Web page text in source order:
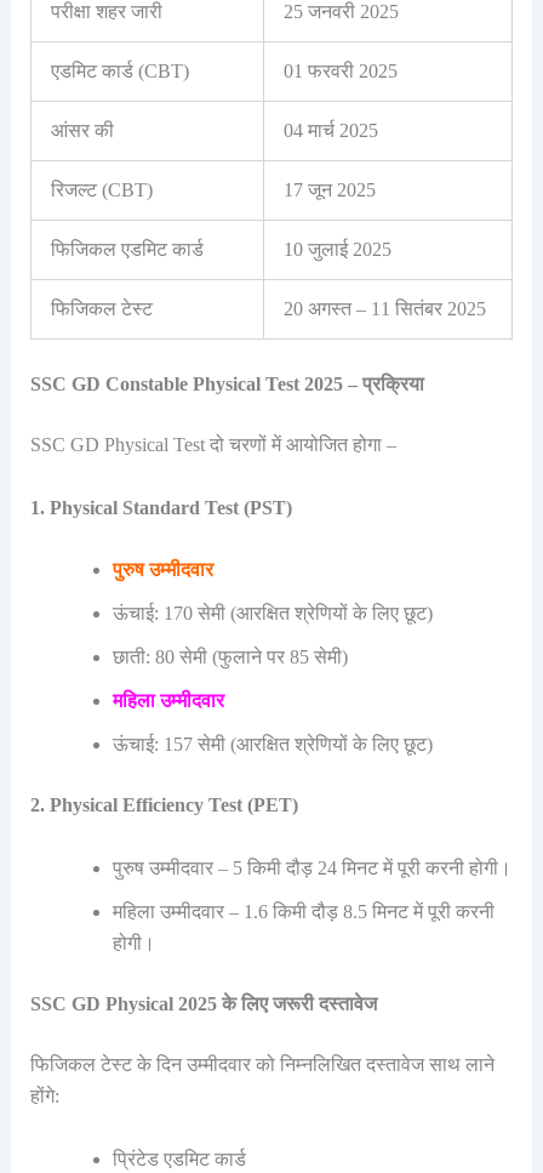
परीक्षा शहर जारी 25 जनवरी 2025
एडमिट कार्ड (CBT) 01 फरवरी 2025
आंसर की 04 मार्च 2025
रिजल्ट (CBT) 17 जून 2025
फिजिकल एडमिट कार्ड 10 जुलाई 2025
फिजिकल टेस्ट 20 अगस्त – 11 सितंबर 2025
SSC GD Constable Physical Test 2025 – प्रक्रिया
SSC GD Physical Test दो चरणों में आयोजित होगा –
1. Physical Standard Test (PST)
पुरुष उम्मीदवार
ऊंचाई: 170 सेमी (आरक्षित श्रेणियों के लिए छूट)
छाती: 80 सेमी (फुलाने पर 85 सेमी)
महिला उम्मीदवार
ऊंचाई: 157 सेमी (आरक्षित श्रेणियों के लिए छूट)
2. Physical Efficiency Test (PET)
पुरुष उम्मीदवार – 5 किमी दौड़ 24 मिनट में पूरी करनी होगी।
महिला उम्मीदवार – 1.6 किमी दौड़ 8.5 मिनट में पूरी करनी
होगी।
SSC GD Physical 2025 के लिए जरूरी दस्तावेज
फिजिकल टेस्ट के दिन उम्मीदवार को निम्नलिखित दस्तावेज साथ लाने
होंगे:
प्रिंटेड एडमिट कार्ड